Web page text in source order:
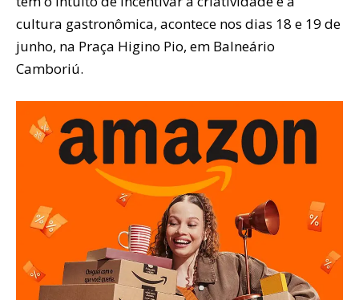
cultura gastronômica, acontece nos dias 18 e 19 de
junho, na Praça Higino Pio, em Balneário
Camboriú.